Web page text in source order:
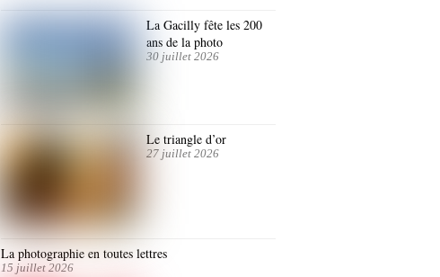
La Gacilly fête les 200
ans de la photo
30 juillet 2026
Le triangle d’or
27 juillet 2026
La photographie en toutes lettres
15 juillet 2026